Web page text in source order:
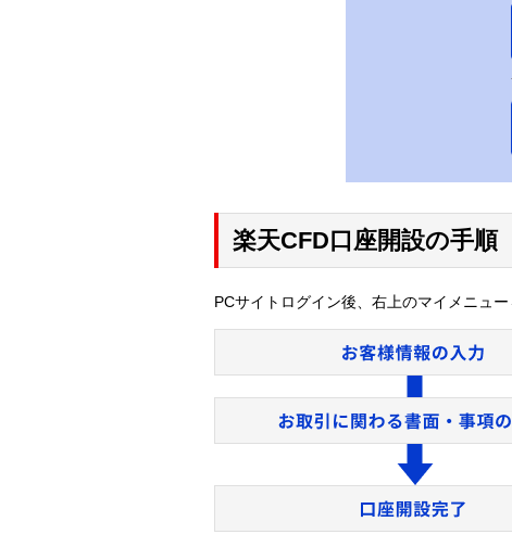
楽天CFD口座開設の手順
PCサイトログイン後、右上のマイメニュ